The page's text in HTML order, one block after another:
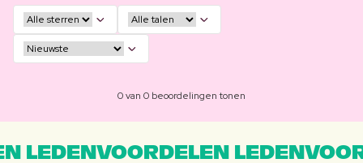
0 van 0 beoordelingen tonen
LEDENVOORDELEN